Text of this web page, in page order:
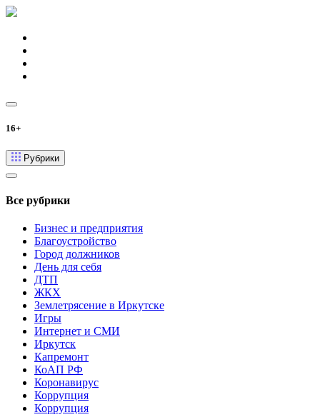
16+
Рубрики
Все рубрики
Бизнес и предприятия
Благоустройство
Город должников
День для себя
ДТП
ЖКХ
Землетрясение в Иркутске
Игры
Интернет и СМИ
Иркутск
Капремонт
КоАП РФ
Коронавирус
Коррупция
Коррупция